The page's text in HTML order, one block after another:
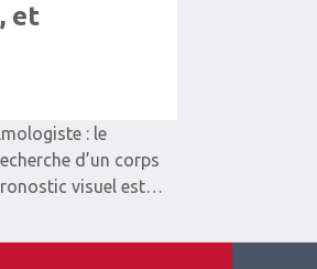
et
: le
d’un corps
visuel est…